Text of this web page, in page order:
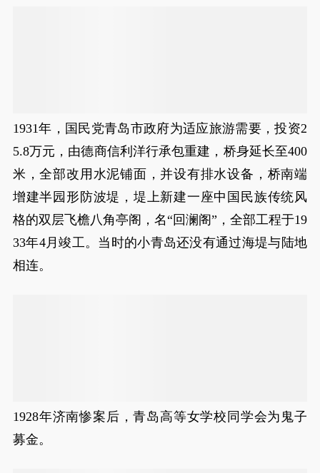
1931年，国民党青岛市政府为适应旅游需要，投资2
5.8万元，由德商信利洋行承包重建，桥身延长至400
米，全部改用水泥铺面，并设有排水设备，桥南端
增建半园形防波堤，堤上新建一座中国民族传统风
格的双层飞檐八角亭阁，名“回澜阁”，全部工程于19
33年4月竣工。当时的小青岛还没有通过海堤与陆地
相连。
1928年济南惨案后，青岛高等女学校同学会为鬼子
募金。